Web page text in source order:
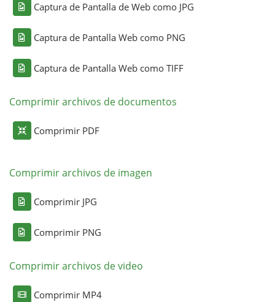
Captura de Pantalla de Web como JPG
Captura de Pantalla Web como PNG
Captura de Pantalla Web como TIFF
Comprimir archivos de documentos
Comprimir PDF
Comprimir archivos de imagen
Comprimir JPG
Comprimir PNG
Comprimir archivos de video
Comprimir MP4